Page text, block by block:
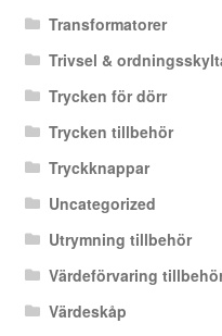
Transformatorer
Trivsel &
Trycken för dörr
Trycken tillbehör
Tryckknappar
Uncategorized
Utrymning tillbehör
Värdeförvaring
Värdeskåp